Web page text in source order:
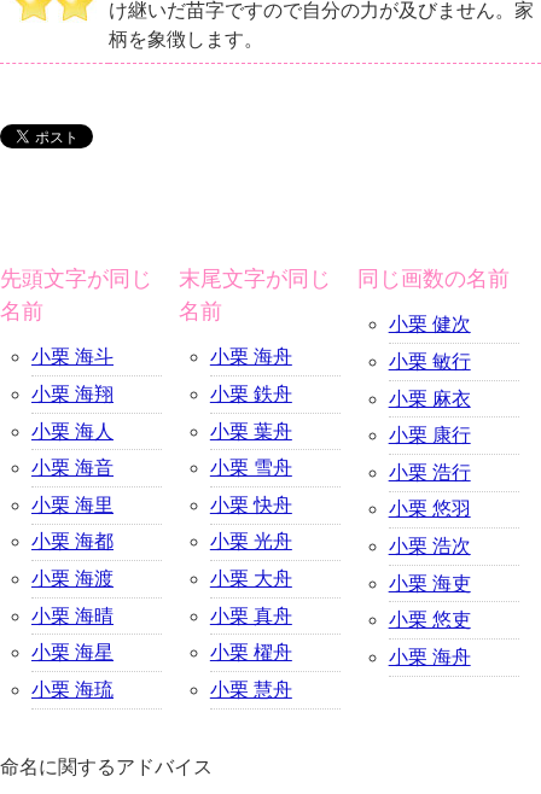
け継いだ苗字ですので自分の力が及びません。家
柄を象徴します。
先頭文字が同じ
名前
小栗 海斗
小栗 海翔
小栗 海人
小栗 海音
小栗 海里
小栗 海都
小栗 海渡
小栗 海晴
小栗 海星
小栗 海琉
末尾文字が同じ
名前
小栗 海舟
小栗 鉄舟
小栗 葉舟
小栗 雪舟
小栗 快舟
小栗 光舟
小栗 大舟
小栗 真舟
小栗 櫂舟
小栗 慧舟
同じ画数の名前
小栗 健次
小栗 敏行
小栗 麻衣
小栗 康行
小栗 浩行
小栗 悠羽
小栗 浩次
小栗 海吏
小栗 悠吏
小栗 海舟
命名に関するアドバイス